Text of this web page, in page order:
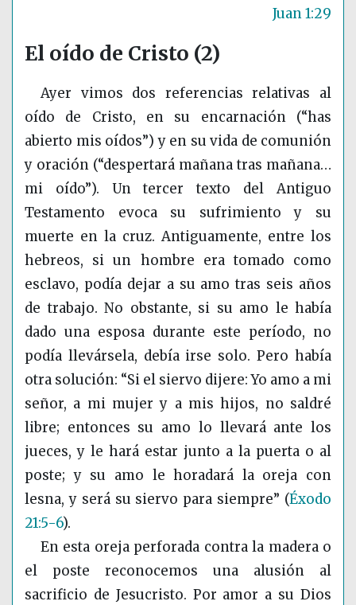
Juan 1:29
El oído de Cristo (2)
Ayer vimos dos referencias relativas al
oído de Cristo, en su encarnación (“has
abierto mis oídos”) y en su vida de comunión
y oración (“despertará mañana tras mañana…
mi oído”). Un tercer texto del Antiguo
Testamento evoca su sufrimiento y su
muerte en la cruz. Antiguamente, entre los
hebreos, si un hombre era tomado como
esclavo, podía dejar a su amo tras seis años
de trabajo. No obstante, si su amo le había
dado una esposa durante este período, no
podía llevársela, debía irse solo. Pero había
otra solución: “Si el siervo dijere: Yo amo a mi
señor, a mi mujer y a mis hijos, no saldré
libre; entonces su amo lo llevará ante los
jueces, y le hará estar junto a la puerta o al
poste; y su amo le horadará la oreja con
lesna, y será su siervo para siempre” (Éxodo
21:5-6).
En esta oreja perforada contra la madera o
el poste reconocemos una alusión al
sacrificio de Jesucristo. Por amor a su Dios